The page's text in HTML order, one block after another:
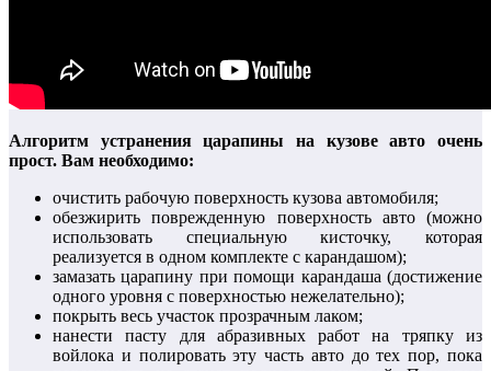
Алгоритм устранения царапины на кузове авто очень
прост. Вам необходимо:
очистить рабочую поверхность кузова автомобиля;
обезжирить поврежденную поверхность авто (можно
использовать специальную кисточку, которая
реализуется в одном комплекте с карандашом);
замазать царапину при помощи карандаша (достижение
одного уровня с поверхностью нежелательно);
покрыть весь участок прозрачным лаком;
нанести пасту для абразивных работ на тряпку из
войлока и полировать эту часть авто до тех пор, пока